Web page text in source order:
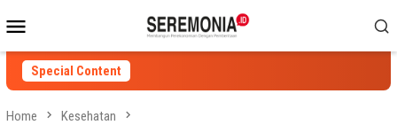
to
contentMenu
Special Content
Home Kesehatan